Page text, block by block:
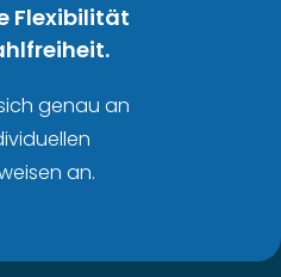
Flexibilität
genau an
an.